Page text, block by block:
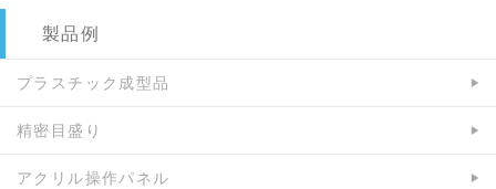
製品例
プラスチック成型品
精密目盛り
アクリル操作パネル